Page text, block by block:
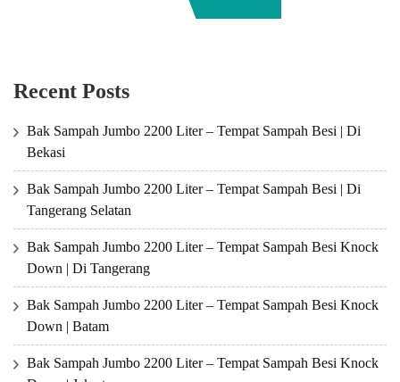
Recent Posts
Bak Sampah Jumbo 2200 Liter – Tempat Sampah Besi | Di
Bekasi
Bak Sampah Jumbo 2200 Liter – Tempat Sampah Besi | Di
Tangerang Selatan
Bak Sampah Jumbo 2200 Liter – Tempat Sampah Besi Knock
Down | Di Tangerang
Bak Sampah Jumbo 2200 Liter – Tempat Sampah Besi Knock
Down | Batam
Bak Sampah Jumbo 2200 Liter – Tempat Sampah Besi Knock